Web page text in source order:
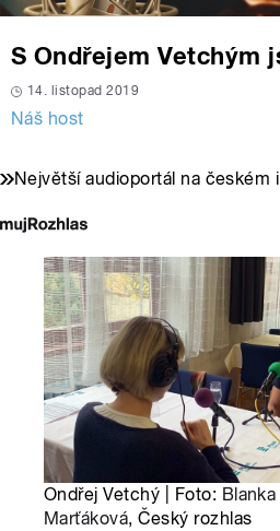
S Ondřejem Vetchým
14. listopad 2019
Náš host
Největší audioportál na českém
Ondřej Vetchý | Foto: Blanka
Marťáková, Český rozhlas